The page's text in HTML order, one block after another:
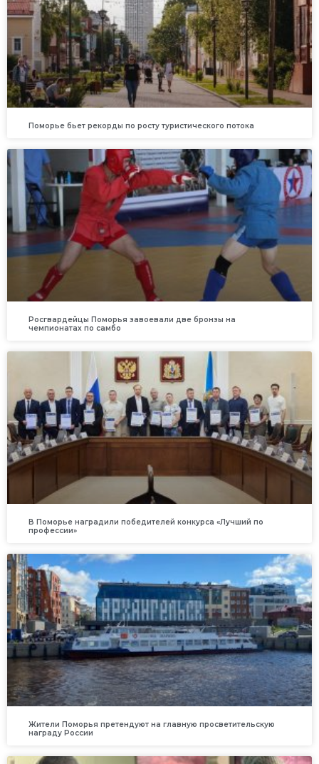
Поморье бьет рекорды по росту туристического потока
Росгвардейцы Поморья завоевали две бронзы на
чемпионатах по самбо
В Поморье наградили победителей конкурса «Лучший по
профессии»
Жители Поморья претендуют на главную просветительскую
награду России